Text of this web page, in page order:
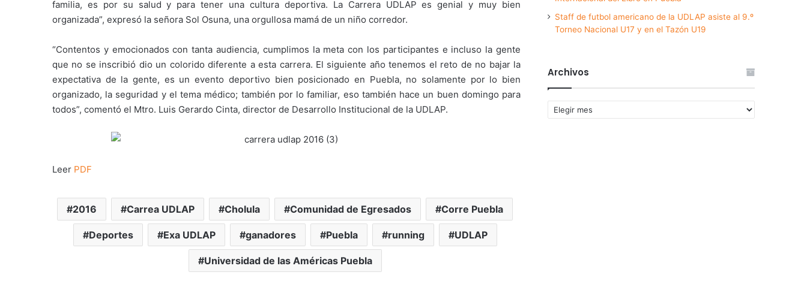
familia, es por su salud y para tener una cultura deportiva. La Carrera UDLAP es genial y muy bien
organizada”, expresó la señora Sol Osuna, una orgullosa mamá de un niño corredor.
“Contentos y emocionados con tanta audiencia, cumplimos la meta con los participantes e incluso la gente
que no se inscribió dio un colorido diferente a esta carrera. El siguiente año tenemos el reto de no bajar la
expectativa de la gente, es un evento deportivo bien posicionado en Puebla, no solamente por lo bien
organizado, la seguridad y el tema médico; también por lo familiar, eso también hace un buen domingo para
todos”, comentó el Mtro. Luis Gerardo Cinta, director de Desarrollo Institucional de la UDLAP.
Leer PDF
2016 Carrea UDLAP Cholula Comunidad de Egresados Corre Puebla
Deportes Exa UDLAP ganadores Puebla running UDLAP
Universidad de las Américas Puebla
Staff de futbol americano de la UDLAP asiste al 9.º
Torneo Nacional U17 y en el Tazón U19
Archivos
Archivos